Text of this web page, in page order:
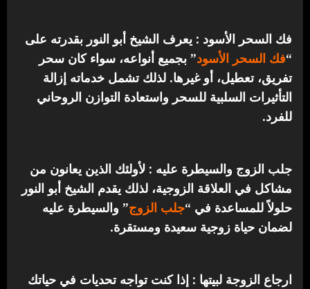
فك السحر الأسود : يعرف الشيخ أبو النور بقدرته على
“فك السحر الأسود” بجميع أنواعه، سواء كان سحر
تفريق، تعطيل، أو غيرها. لذلك تشمل خدماته إزالة
التأثيرات السلبية للسحر واستعادة التوازن الروحاني
للفرد.
جلب الزوج والسيطرة عليه : لأولئك الذين يعانون من
مشاكل في العلاقة الزوجية، لذلك يقدم الشيخ أبو النور
حلولاً للمساعدة في “جلب الزوج” والسيطرة عليه
لضمان حياة زوجية سعيدة ومستقرة.
ارجاع الزوجة لبيتها : إذا كنت تواجه تحديات في حياتك